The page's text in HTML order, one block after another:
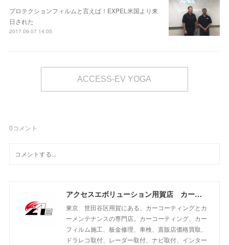
プロテクションフィルムと言えば！EXPEL米国より来
日された
2017.09.07 14:05
ACCESS-EV YOGA
0コメント
アクセスエボリューション用賀店 カーコーティング・カーメンテナンスの専門店
東京 世田谷区用賀にある、カーコーティングとカ
ーメンテナンスの専門店。カーコーティング、カー
フィルム施工、板金修理、車検、直販店価格買取、
ドラレコ取付、レーダー取付、ナビ取付、インター